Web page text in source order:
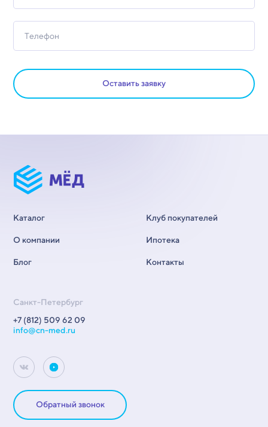
Оставить заявку
Каталог
О компании
Блог
Клуб покупателей
Ипотека
Контакты
Санкт-Петербург
+7 (812) 509 62 09
info@cn-med.ru
Обратный звонок